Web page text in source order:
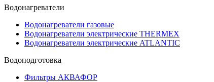
Водонагреватели
Водонагреватели газовые
Водонагреватели электрические THERMEX
Водонагреватели электрические ATLANTIC
Водоподготовка
Фильтры АКВАФОР